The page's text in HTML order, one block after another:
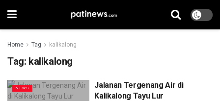
Home Tag kalikalong
Tag: kalikalong
NEWS
Jalanan Tergenang Air di
Kalikalong Tayu Lur